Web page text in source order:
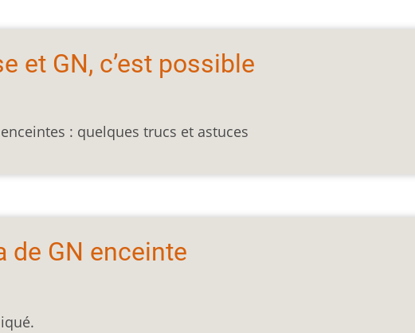
et GN, c’est possible
: quelques trucs et astuces
de GN enceinte